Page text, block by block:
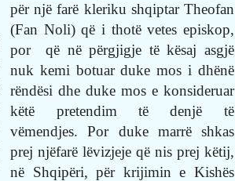
për një farë kleriku shqiptar Theofan
(Fan Noli) që i thotë vetes episkop,
por
që në përgjigje të kësaj asgjë
nuk kemi botuar duke mos i dhënë
rëndësi dhe duke mos e konsideruar
këtë pretendim të denjë të
vëmendjes. Por duke marrë shkas
prej njëfarë lëvizjeje që nis prej këtij,
në Shqipëri, për krijimin e Kishës